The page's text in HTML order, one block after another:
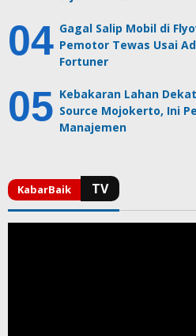
Gagal Salip Mobil di
Pemotor Tewas Usai
Fortuner
Kebakaran Lahan
Source Mojokerto, Ini
Manajemen